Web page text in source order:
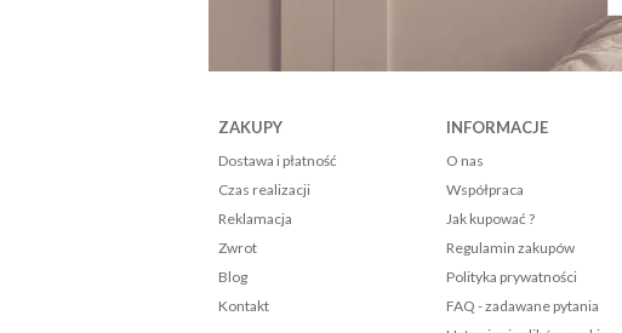
ZAKUPY
Dostawa i płatność
Czas realizacji
Reklamacja
Zwrot
Blog
Kontakt
INFORMACJE
O nas
Współpraca
Jak kupować ?
Regulamin zakupów
Polityka prywatności
FAQ - zadawane pytania